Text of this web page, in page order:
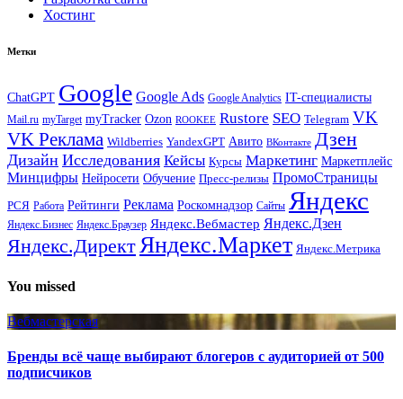
Хостинг
Метки
ChatGPT Google Google Ads Google Analytics IT-специалисты
Mail.ru myTarget myTracker Ozon ROOKEE Rustore SEO Telegram VK
VK Реклама Wildberries YandexGPT Авито ВКонтакте Дзен
Дизайн Исследования Кейсы Курсы Маркетинг Маркетплейс
Минцифры Нейросети Обучение Пресс-релизы ПромоСтраницы
РСЯ Работа Рейтинги Реклама Роскомнадзор Сайты Яндекс
Яндекс.Бизнес Яндекс.Браузер Яндекс.Вебмастер Яндекс.Дзен
Яндекс.ДиректЯндекс.Маркет Яндекс.Метрика
You missed
Вебмастерская
Бренды всё чаще выбирают блогеров с аудиторией от 500
подписчиков